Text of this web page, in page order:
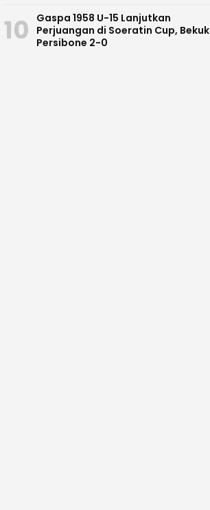
10
Gaspa 1958 U-15 Lanjutkan
Perjuangan di Soeratin Cup, Bekuk
Persibone 2-0